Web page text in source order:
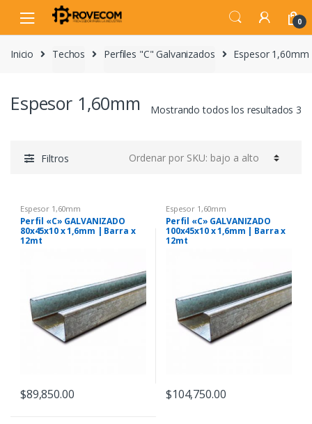
navigation
content
0
Inicio Techos Perfiles "C" Galvanizados Espesor 1,60mm
Espesor 1,60mm Mostrando todos los resultados 3
Filtros
Espesor 1,60mm
Perfil «C» GALVANIZADO
80x45x10 x 1,6mm | Barra x
12mt
$89,850.00
Espesor 1,60mm
Perfil «C» GALVANIZADO
100x45x10 x 1,6mm | Barra x
12mt
$104,750.00